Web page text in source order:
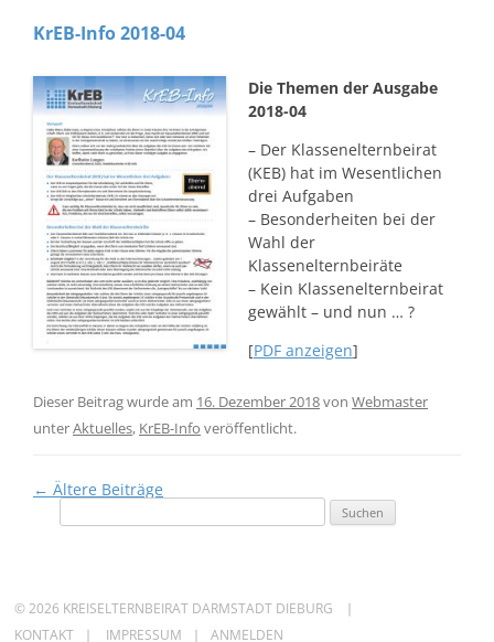
KrEB-Info 2018-04
Die Themen der Ausgabe
2018-04
– Der Klassenelternbeirat
(KEB) hat im Wesentlichen
drei Aufgaben
– Besonderheiten bei der
Wahl der
Klassenelternbeiräte
– Kein Klassenelternbeirat
gewählt – und nun … ?
[PDF anzeigen]
Dieser Beitrag wurde am 16. Dezember 2018von Webmaster
unterAktuelles, KrEB-Info veröffentlicht.
Beitragsnavigation
← Ältere Beiträge
© 2026 KREISELTERNBEIRAT DARMSTADT DIEBURG
KONTAKT
IMPRESSUM ANMELDEN